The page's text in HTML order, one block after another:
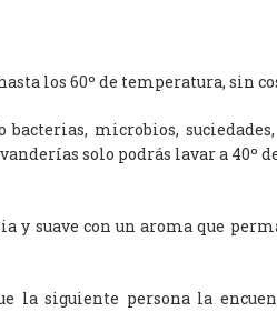
los 60º de temperatura, sin
microbios,
solo podrás lavar a 40º
suave con un aroma que
la siguiente persona la